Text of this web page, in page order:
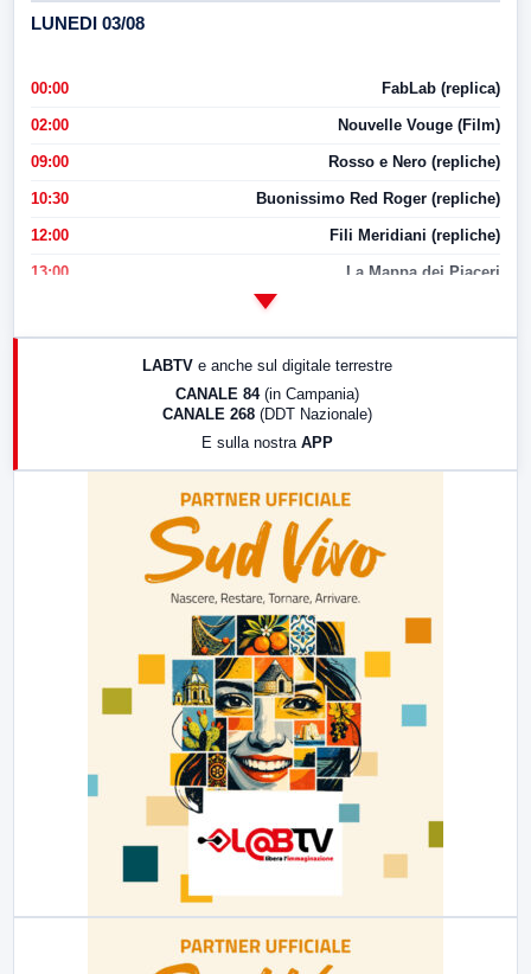
LUNEDI 03/08
00:00 FabLab (replica)
02:00 Nouvelle Vouge (Film)
09:00 Rosso e Nero (repliche)
10:30 Buonissimo Red Roger (repliche)
12:00 Fili Meridiani (repliche)
13:00 La Mappa dei Piaceri
LABTV e anche sul digitale terrestre
CANALE 84 (in Campania)
CANALE 268 (DDT Nazionale)
E sulla nostra APP